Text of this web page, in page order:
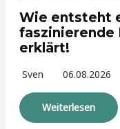
Wie entsteht
faszinierende
erklärt!
Sven 06.08.2026
Weiterlesen